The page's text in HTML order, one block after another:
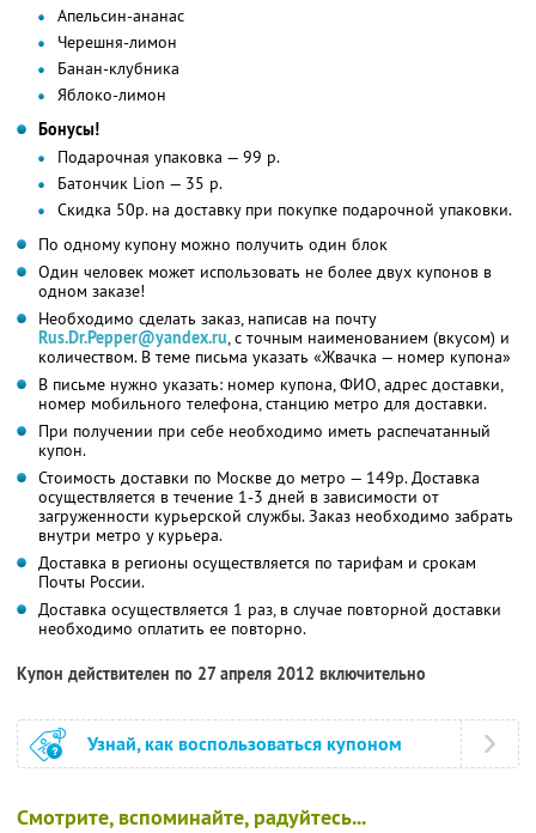
Апельсин-ананас
Черешня-лимон
Банан-клубника
Яблоко-лимон
Бонусы!
Подарочная упаковка — 99 р.
Батончик Lion — 35 р.
Скидка 50р. на доставку при покупке подарочной упаковки.
По одному купону можно получить один блок
Один человек может использовать не более двух купонов в
одном заказе!
Необходимо сделать заказ, написав на почту
Rus.Dr.Pepper@yandex.ru, с точным наименованием (вкусом) и
количеством. В теме письма указать «Жвачка — номер купона»
В письме нужно указать: номер купона, ФИО, адрес доставки,
номер мобильного телефона, станцию метро для доставки.
При получении при себе необходимо иметь распечатанный
купон.
Стоимость доставки по Москве до метро — 149р. Доставка
осуществляется в течение 1-3 дней в зависимости от
загруженности курьерской службы. Заказ необходимо забрать
внутри метро у курьера.
Доставка в регионы осуществляется по тарифам и срокам
Почты России.
Доставка осуществляется 1 раз, в случае повторной доставки
необходимо оплатить ее повторно.
Купон действителен по 27 апреля 2012 включительно
Узнай, как воспользоваться купоном
Смотрите, вспоминайте, радуйтесь...